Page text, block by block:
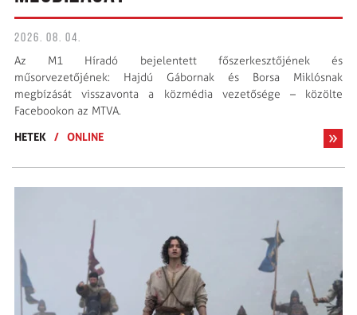
2026. 08. 04.
Az M1 Híradó bejelentett főszerkesztőjének és
műsorvezetőjének: Hajdú Gábornak és Borsa Miklósnak
megbízását visszavonta a közmédia vezetősége – közölte
Facebookon az MTVA.
HETEK
/ ONLINE